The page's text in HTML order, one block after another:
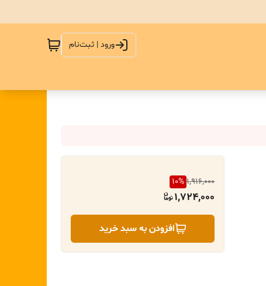
ورود | ثبت‌نام
1,916,000
10%
1,724,000
افزودن به سبد خرید